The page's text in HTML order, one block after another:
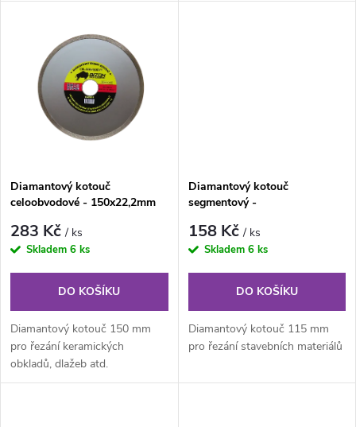
Diamantový kotouč
celoobvodové - 150x22,2mm
obkladů a dlažby
283 Kč/ ks
Skladem 6 ks
DO KOŠÍKU
Diamantový kotouč 150 mm
pro řezání keramických
obkladů, dlažeb atd.
Diamantový kotouč
segmentový -
beton, kámen, cihly
158 Kč/ ks
Skladem 6 ks
DO KOŠÍKU
Diamantový kotouč 115 mm
pro řezání stavebních materiálů